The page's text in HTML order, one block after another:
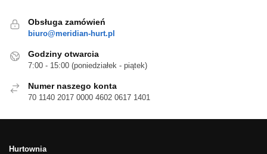
Obsługa zamówień
biuro@meridian-hurt.pl
Godziny otwarcia
7:00 - 15:00 (poniedziałek - piątek)
Numer naszego konta
70 1140 2017 0000 4602 0617 1401
Hurtownia